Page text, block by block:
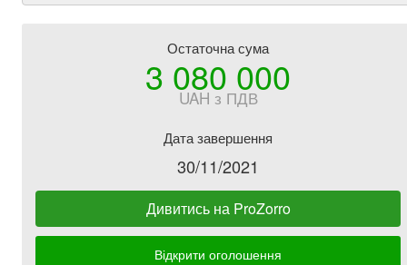
Остаточна сума
3 080 000
UAH з ПДВ
Дата завершення
30/11/2021
Дивитись на ProZorro
Відкрити оголошення